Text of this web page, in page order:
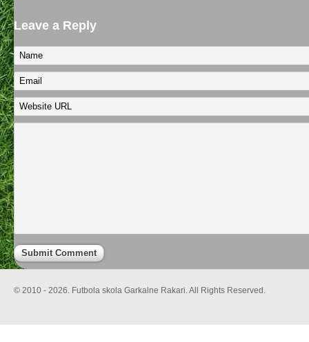
Leave a Reply
© 2010 - 2026. Futbola skola Garkalne Rakari. All Rights Reserved.